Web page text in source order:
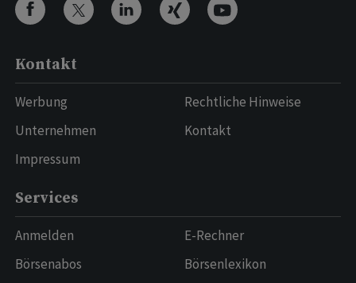
Kontakt
Werbung
Unternehmen
Impressum
Rechtliche Hinweise
Kontakt
Services
Anmelden
Börsenabos
E-Rechner
Börsenlexikon